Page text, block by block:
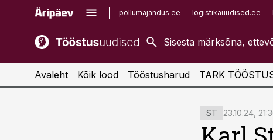
pollumajandus.ee logistikauudised.ee
kaubandus.ee
kinnisvarauudised.ee
imelineajalugu.ee
Avaleht Kõik lood Tööstusharud TARK
ST 23.10.24,